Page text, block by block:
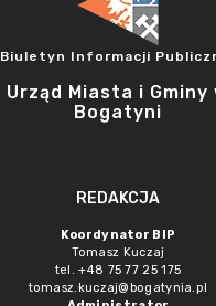
Biuletyn Informacji
Urząd Miasta i Gminy
Bogatyni
REDAKCJA
Koordynator BIP
Tomasz Kuczaj
tel. +48 75 77 25 175
tomasz.kuczaj@bogatynia.pl